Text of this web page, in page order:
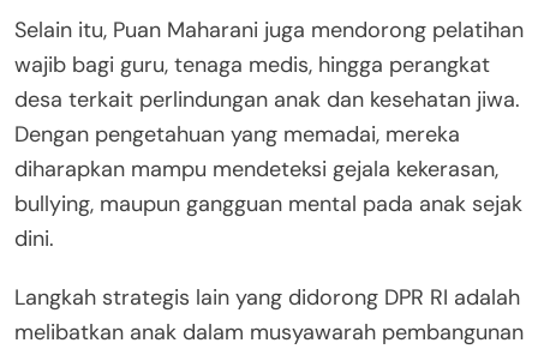
Selain itu, Puan Maharani juga mendorong pelatihan
wajib bagi guru, tenaga medis, hingga perangkat
desa terkait perlindungan anak dan kesehatan jiwa.
Dengan pengetahuan yang memadai, mereka
diharapkan mampu mendeteksi gejala kekerasan,
bullying, maupun gangguan mental pada anak sejak
dini.
Langkah strategis lain yang didorong DPR RI adalah
melibatkan anak dalam musyawarah pembangunan